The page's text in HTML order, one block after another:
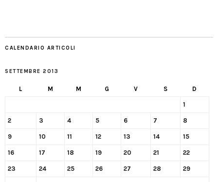
CALENDARIO ARTICOLI
SETTEMBRE 2013
L M M G V S D
1
2 3 4 5 6 7 8
9 10 11 12 13 14 15
16 17 18 19 20 21 22
23 24 25 26 27 28 29